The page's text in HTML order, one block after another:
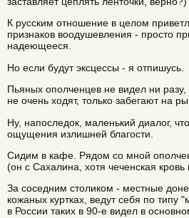
К русским отношение в целом
признаков воодушевления - просто
надеющееся.
Но если будут эксцессы - я отпишусь.
Пьяных ополченцев не видел ни
не очень ходят, только забегают на
Ну, напоследок, маленький диалог,
ощущения излишней благости.
Сидим в кафе. Рядом со мной
(он с Сахалина, хотя чеченская кровь
За соседним столиком - местные
кожаных куртках, ведут себя по типу
в России таких в 90-е видел в